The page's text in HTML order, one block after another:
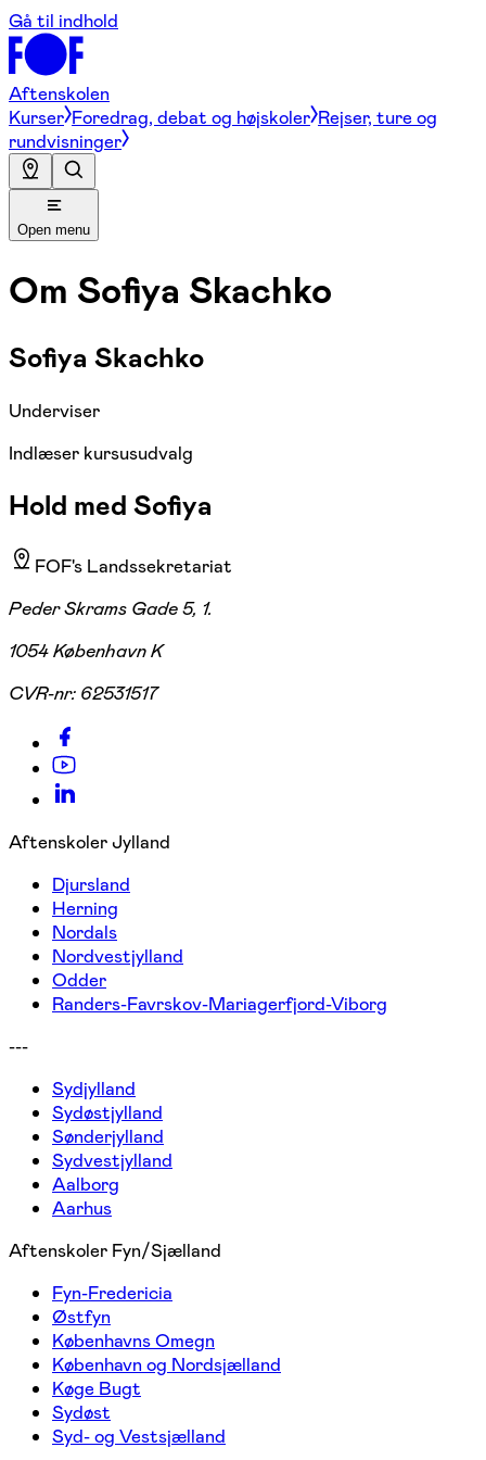
Gå til indhold
Aftenskolen
Kurser Foredrag, debat og højskoler Rejser, ture og
rundvisninger
Open menu
Om Sofiya Skachko
Sofiya Skachko
Underviser
Indlæser kursusudvalg
Hold med Sofiya
FOF's Landssekretariat
Peder Skrams Gade 5, 1.
1054 København K
CVR-nr: 62531517
Aftenskoler Jylland
Djursland
Herning
Nordals
Nordvestjylland
Odder
Randers-Favrskov-Mariagerfjord-Viborg
---
Sydjylland
Sydøstjylland
Sønderjylland
Sydvestjylland
Aalborg
Aarhus
Aftenskoler Fyn/Sjælland
Fyn-Fredericia
Østfyn
Københavns Omegn
København og Nordsjælland
Køge Bugt
Sydøst
Syd- og Vestsjælland